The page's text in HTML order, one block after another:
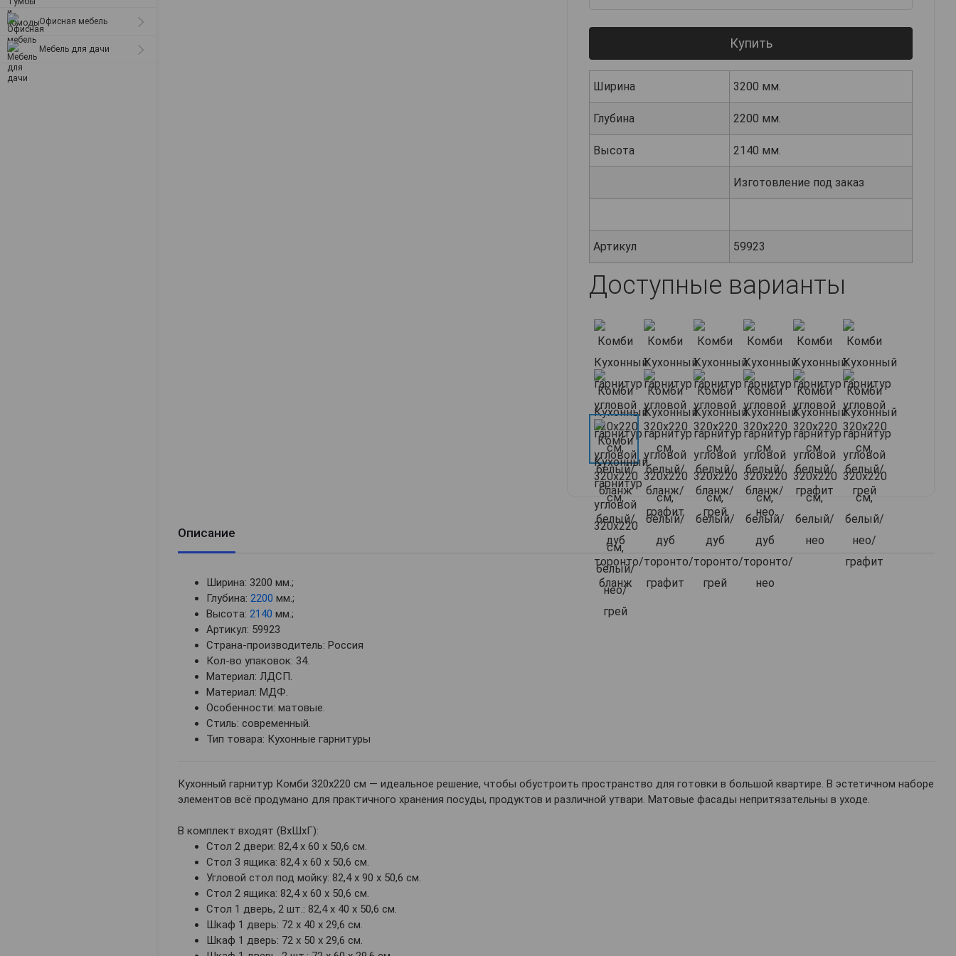
Офисная мебель
Мебель для дачи Купить
Ширина 3200 мм.
Глубина 2200 мм.
Высота 2140 мм.
Изготовление под заказ
Артикул 59923
Доступные варианты
Описание
Ширина: 3200 мм.;
Глубина: 2200 мм.;
Высота: 2140 мм.;
Артикул: 59923
Страна-производитель: Россия
Кол-во упаковок: 34.
Материал: ЛДСП.
Материал: МДФ.
Особенности: матовые.
Стиль: современный.
Тип товара: Кухонные гарнитуры
Кухонный гарнитур Комби 320х220 см — идеальное решение, чтобы обустроить пространство для готовки в большой квартире. В эстетичном наборе
элементов всё продумано для практичного хранения посуды, продуктов и различной утвари. Матовые фасады непритязательны в уходе.
В комплект входят (ВхШхГ):
Стол 2 двери: 82,4 х 60 х 50,6 см.
Стол 3 ящика: 82,4 х 60 х 50,6 см.
Угловой стол под мойку: 82,4 х 90 х 50,6 см.
Стол 2 ящика: 82,4 х 60 х 50,6 см.
Стол 1 дверь, 2 шт.: 82,4 х 40 х 50,6 см.
Шкаф 1 дверь: 72 х 40 х 29,6 см.
Шкаф 1 дверь: 72 х 50 х 29,6 см.